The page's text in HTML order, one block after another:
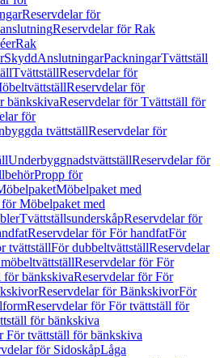
Reservdelar för
Reservdelar för Rak
Rak
SkyddAnslutningarPackningarTvättställ
TvättställReservdelar för
Reservdelar för
bänkskivaReservdelar för Tvättställ för
för
tvättställReservdelar för
UnderbyggnadstvättställReservdelar för
Propp för
Möbelpaket med
Möbelpaket med
TvättställsunderskåpReservdelar för
Reservdelar för För handfatFör
tvättställFör dubbeltvättställReservdelar
Reservdelar för För
för bänkskivaReservdelar för För
Reservdelar för BänkskivorFör
Reservdelar för För tvättställ för
för bänkskiva
För tvättställ för bänkskiva
för SidoskåpLåga